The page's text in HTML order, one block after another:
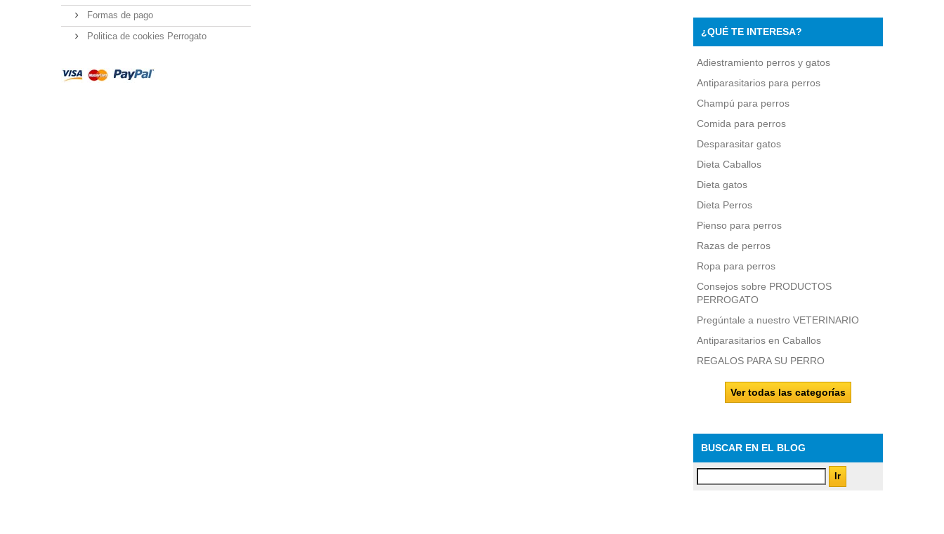
Formas de pago
Politica de cookies Perrogato
¿QUÉ TE INTERESA?
Adiestramiento perros y gatos
Antiparasitarios para perros
Champú para perros
Comida para perros
Desparasitar gatos
Dieta Caballos
Dieta gatos
Dieta Perros
Pienso para perros
Razas de perros
Ropa para perros
Consejos sobre PRODUCTOS
PERROGATO
Pregúntale a nuestro VETERINARIO
Antiparasitarios en Caballos
REGALOS PARA SU PERRO
Ver todas las categorías
BUSCAR EN EL BLOG